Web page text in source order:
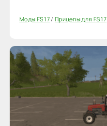
Моды FS 17/ Прицепы для FS 17